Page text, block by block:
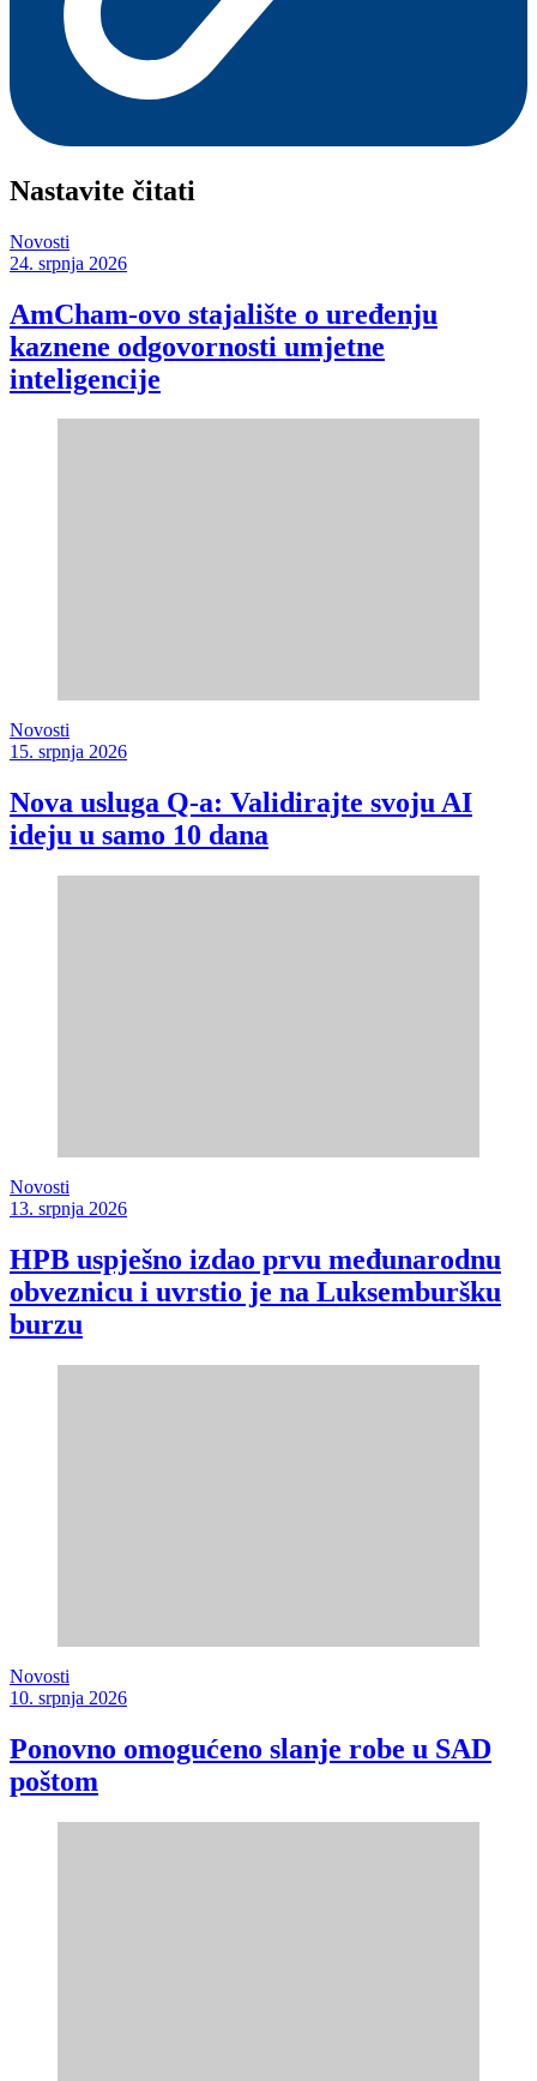
Nastavite čitati
Novosti
24. srpnja 2026
AmCham-ovo stajalište o uređenju
kaznene odgovornosti umjetne
inteligencije
Novosti
15. srpnja 2026
Nova usluga Q-a: Validirajte svoju AI
ideju u samo 10 dana
Novosti
13. srpnja 2026
HPB uspješno izdao prvu međunarodnu
obveznicu i uvrstio je na Luksemburšku
burzu
Novosti
10. srpnja 2026
Ponovno omogućeno slanje robe u SAD
poštom